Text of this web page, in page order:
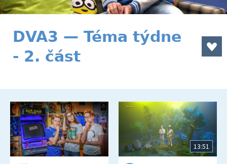
DVA3 — Téma týdne
- 2. část
13:51